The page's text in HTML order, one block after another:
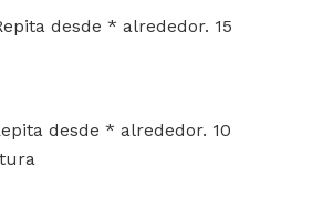
desde * alrededor. 15
desde * alrededor. 10